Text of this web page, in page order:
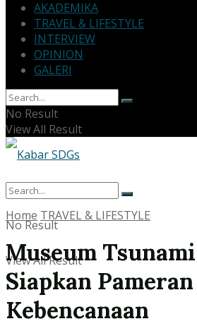
AKADEMIKA
TRAVEL & LIFESTYLE
INTERVIEW
OPINION
GALERI
No Result
View All Result
No Result
View All Result
Home TRAVEL & LIFESTYLE
Museum
Siapkan Pameran
Kebencanaan